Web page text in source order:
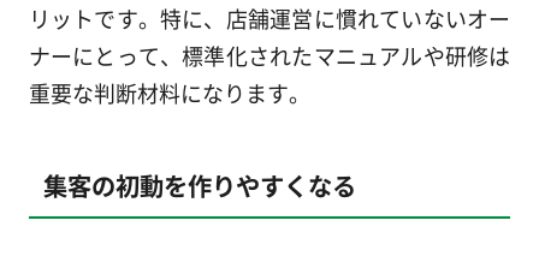
リットです。特に、店舗運営に慣れていないオー
ナーにとって、標準化されたマニュアルや研修は
重要な判断材料になります。
集客の初動を作りやすくなる